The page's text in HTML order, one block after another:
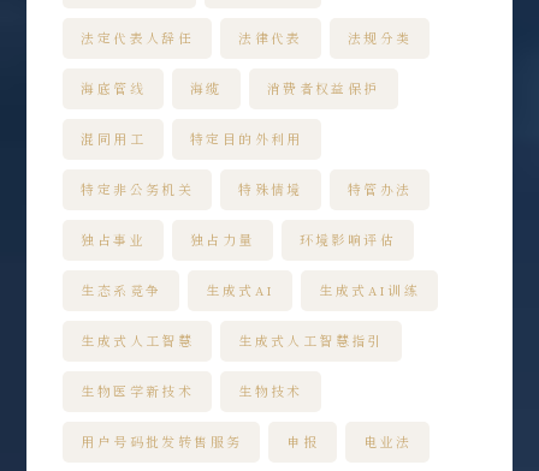
法定代表人辞任 法律代表 法规分类
海底管线 海缆 消费者权益保护
混同用工 特定目的外利用
特定非公务机关 特殊情境 特管办法
独占事业 独占力量 环境影响评估
生态系竞争 生成式AI 生成式AI训练
生成式人工智慧 生成式人工智慧指引
生物医学新技术 生物技术
用户号码批发转售服务 申报 电业法